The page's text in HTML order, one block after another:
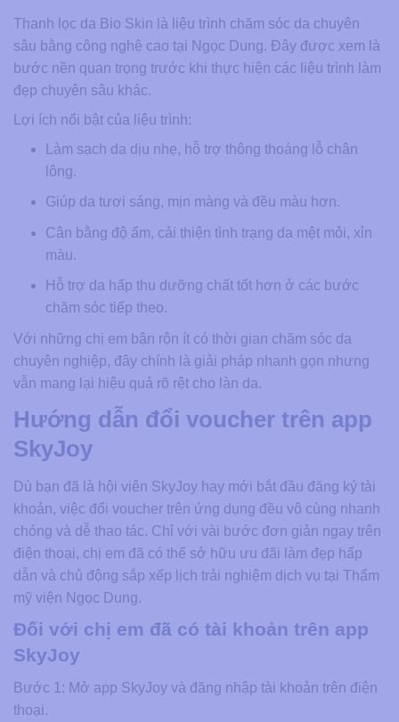
Thanh lọc da Bio Skin là liệu trình chăm sóc da chuyên
sâu bằng công nghệ cao tại Ngọc Dung. Đây được xem là
bước nền quan trọng trước khi thực hiện các liệu trình làm
đẹp chuyên sâu khác.
Lợi ích nổi bật của liệu trình:
Làm sạch da dịu nhẹ, hỗ trợ thông thoáng lỗ chân
lông.
Giúp da tươi sáng, mịn màng và đều màu hơn.
Cân bằng độ ẩm, cải thiện tình trạng da mệt mỏi, xỉn
màu.
Hỗ trợ da hấp thu dưỡng chất tốt hơn ở các bước
chăm sóc tiếp theo.
Với những chị em bận rộn ít có thời gian chăm sóc da
chuyên nghiệp, đây chính là giải pháp nhanh gọn nhưng
vẫn mang lại hiệu quả rõ rệt cho làn da.
Hướng dẫn đổi voucher trên app
SkyJoy
Dù bạn đã là hội viên SkyJoy hay mới bắt đầu đăng ký tài
khoản, việc đổi voucher trên ứng dụng đều vô cùng nhanh
chóng và dễ thao tác. Chỉ với vài bước đơn giản ngay trên
điện thoại, chị em đã có thể sở hữu ưu đãi làm đẹp hấp
dẫn và chủ động sắp xếp lịch trải nghiệm dịch vụ tại Thẩm
mỹ viện Ngọc Dung.
Đối với chị em đã có tài khoản trên app
SkyJoy
Bước 1: Mở app SkyJoy và đăng nhập tài khoản trên điện
thoại.